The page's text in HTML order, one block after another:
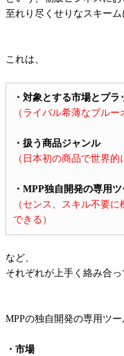
至れり尽くせりなスキーム
これは、
・対象とする市場とプ
（ライバル希薄なブルー
・扱う商品ジャンル
（日本初の商品で世界
・MPP独自開発の専用
（センス、スキル不要
できる）
など、
それぞれが上手く絡み合
MPPの独自開発の専用ツー
・市場